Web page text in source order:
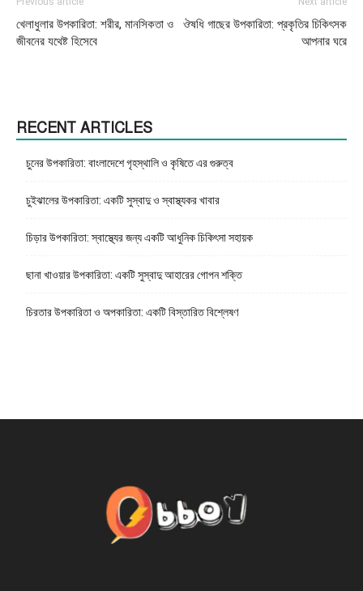
খেলাধুলার উপকারিতা: শরীর, মানসিকতা ও
জীবনের যথেষ্ট হিসেবে
ঔষধি গাছের উপকারিতা: প্রকৃতির চিকিৎসক
আপনার ঘরে
RECENT ARTICLES
চুনের উপকারিতা: বাংলাদেশে গৃহস্থালি ও কৃষিতে এর গুরুত্ব
চুইঝালের উপকারিতা: একটি সুস্বাদু ও স্বাস্থ্যকর খাবার
চিড়ার উপকারিতা: স্বাস্থ্যের জন্য একটি আধুনিক চিকিৎসা সহায়ক
ছানা খাওয়ার উপকারিতা: একটি সুস্বাদু আহারের গোপন শক্তি
চিরতার উপকারিতা ও অপকারিতা: একটি বিস্তারিত বিশ্লেষণ